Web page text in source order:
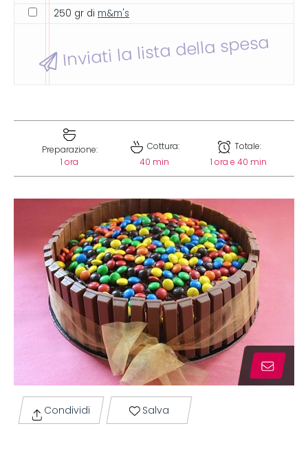
250 gr di m&m's
Inviati la lista della spesa
Preparazione:
1 ora
Cottura:
40 min
Totale:
1 ora e 40 min
Condividi Salva